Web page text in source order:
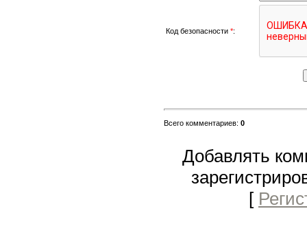
Код безопасности *:
Всего комментариев: 0
Добавлять
[